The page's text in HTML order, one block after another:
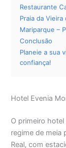
Restaurante
Praia da Vieira
Mariparque –
Conclusão
Planeie a sua
confiança!
Hotel Evenia
O primeiro
regime de meia
Real, com